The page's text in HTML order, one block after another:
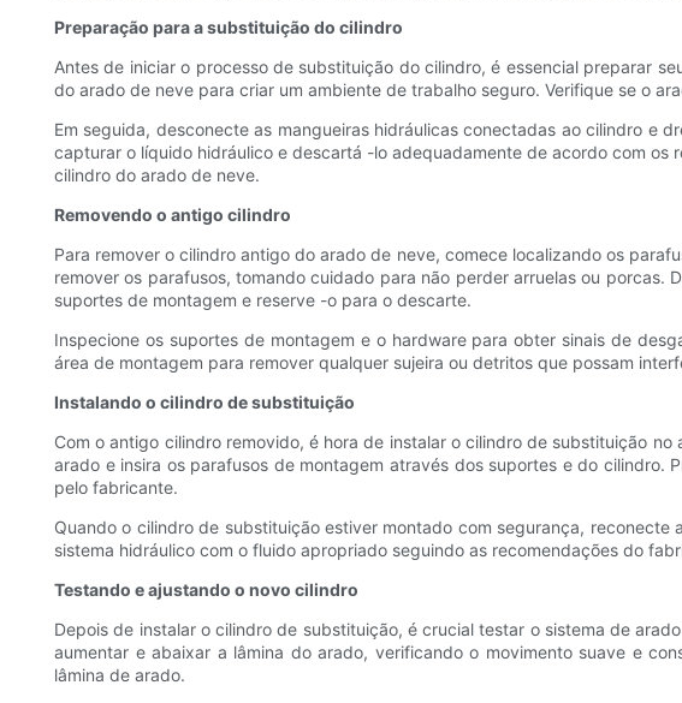
Preparação para a substituição do cilindro
Antes de iniciar o processo de substituição do cilindro, é essencial preparar
do arado de neve para criar um ambiente de trabalho seguro. Verifique se o
Em seguida, desconecte as mangueiras hidráulicas conectadas ao cilindro e
capturar o líquido hidráulico e descartá -lo adequadamente de acordo com
cilindro do arado de neve.
Removendo o antigo cilindro
Para remover o cilindro antigo do arado de neve, comece localizando os
remover os parafusos, tomando cuidado para não perder arruelas ou
suportes de montagem e reserve -o para o descarte.
Inspecione os suportes de montagem e o hardware para obter sinais de
área de montagem para remover qualquer sujeira ou detritos que possam
Instalando o cilindro de substituição
Com o antigo cilindro removido, é hora de instalar o cilindro de substituição
arado e insira os parafusos de montagem através dos suportes e do
pelo fabricante.
Quando o cilindro de substituição estiver montado com segurança,
sistema hidráulico com o fluido apropriado seguindo as recomendações do
Testando e ajustando o novo cilindro
Depois de instalar o cilindro de substituição, é crucial testar o sistema de
aumentar e abaixar a lâmina do arado, verificando o movimento suave e
lâmina de arado.